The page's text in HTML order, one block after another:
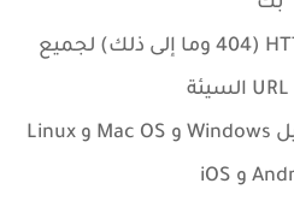
- الإبلاغ عن رموز خطأ HTTP (404 وما إلى ذلك) لجميع
- يعمل على أنظمة تشغيل Windows و Mac OS و Linux